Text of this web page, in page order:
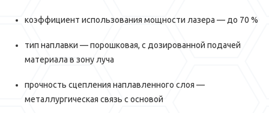
коэффициент использования мощности лазера — до 70 %
тип наплавки — порошковая, с дозированной подачей
материала в зону луча
прочность сцепления наплавленного слоя —
металлургическая связь с основой